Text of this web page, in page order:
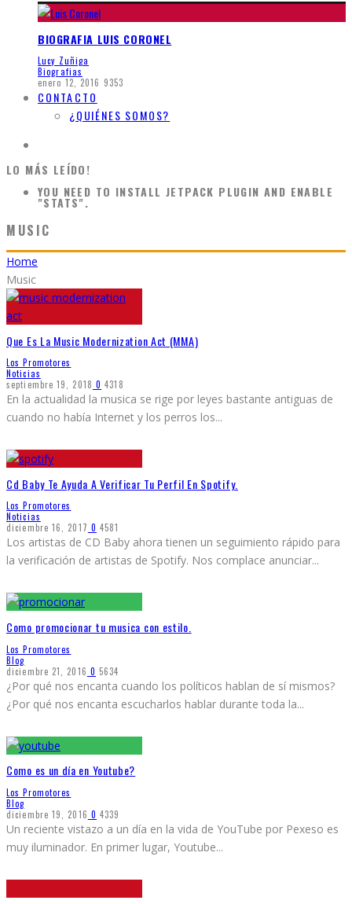
BIOGRAFIA LUIS CORONEL
Lucy Zuñiga
Biografias
enero 12, 2016 9353
CONTACTO
¿QUIÉNES SOMOS?
LO MÁS LEÍDO!
YOU NEED TO INSTALL JETPACK PLUGIN AND ENABLE
"STATS".
MUSIC
Home
Music
Que Es La Music Modernization Act (MMA)
Los Promotores
Noticias
septiembre 19, 2018 0 4318
En la actualidad la musica se rige por leyes bastante antiguas de
cuando no había Internet y los perros los...
Cd Baby Te Ayuda A Verificar Tu Perfil En Spotify.
Los Promotores
Noticias
diciembre 16, 2017 0 4581
Los artistas de CD Baby ahora tienen un seguimiento rápido para
la verificación de artistas de Spotify. Nos complace anunciar...
Como promocionar tu musica con estilo.
Los Promotores
Blog
diciembre 21, 2016 0 5634
¿Por qué nos encanta cuando los políticos hablan de sí mismos?
¿Por qué nos encanta escucharlos hablar durante toda la...
Como es un día en Youtube?
Los Promotores
Blog
diciembre 19, 2016 0 4339
Un reciente vistazo a un día en la vida de YouTube por Pexeso es
muy iluminador. En primer lugar, Youtube...